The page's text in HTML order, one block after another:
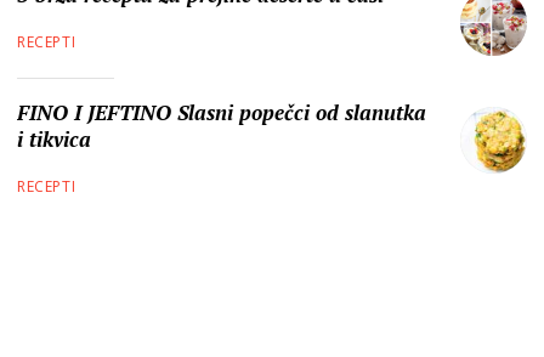
RECEPTI
FINO I JEFTINO Slasni popečci od slanutka
i tikvica
RECEPTI